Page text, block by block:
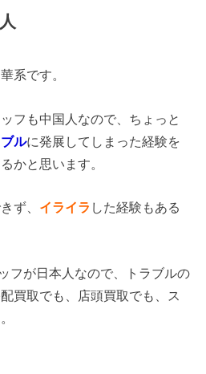
系です。
フも中国人なので、ちょっと
ブルに発展してしまった経験を
かと思います。
ず、 イライラ した経験もある
フが日本人なので、トラブルの
買取でも、店頭買取でも、ス